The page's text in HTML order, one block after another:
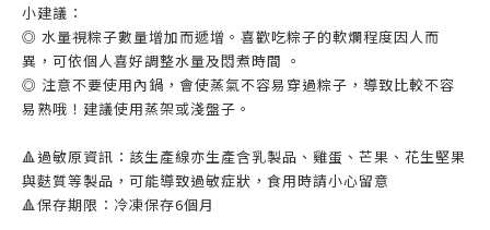
小建議：
◎ 水量視粽子數量增加而遞增。喜歡吃粽子的軟爛程度因人而
異，可依個人喜好調整水量及悶煮時間 。
◎ 注意不要使用內鍋，會使蒸氣不容易穿過粽子，導致比較不容
易熟哦！建議使用蒸架或淺盤子。
🔺過敏原資訊：該生產線亦生產含乳製品、雞蛋、芒果、花生堅果
與麩質等製品，可能導致過敏症狀，食用時請小心留意
🔺保存期限：冷凍保存6個月